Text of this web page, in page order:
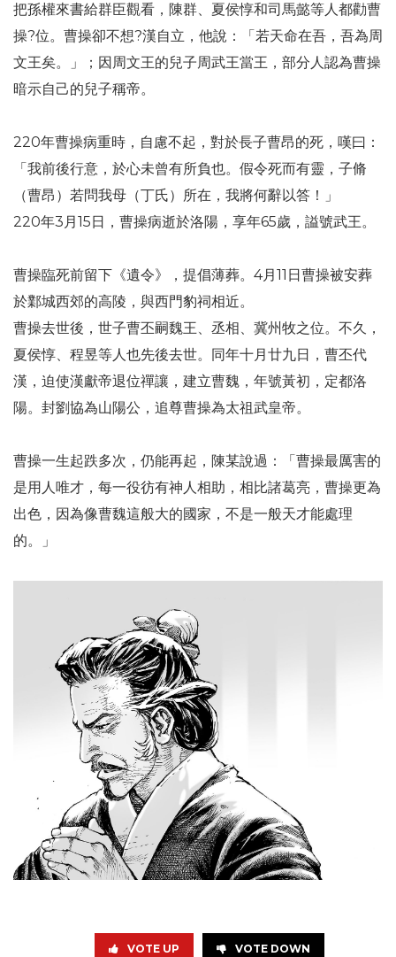
把孫權來書給群臣觀看，陳群、夏侯惇和司馬懿等人都勸曹
操?位。曹操卻不想?漢自立，他說：「若天命在吾，吾為周
文王矣。」；因周文王的兒子周武王當王，部分人認為曹操
暗示自己的兒子稱帝。
220年曹操病重時，自慮不起，對於長子曹昂的死，嘆曰：
「我前後行意，於心未曾有所負也。假令死而有靈，子脩
（曹昂）若問我母（丁氏）所在，我將何辭以答！」
220年3月15日，曹操病逝於洛陽，享年65歲，謚號武王。
曹操臨死前留下《遺令》，提倡薄葬。4月11日曹操被安葬
於鄴城西郊的高陵，與西門豹祠相近。
曹操去世後，世子曹丕嗣魏王、丞相、冀州牧之位。不久，
夏侯惇、程昱等人也先後去世。同年十月廿九日，曹丕代
漢，迫使漢獻帝退位禪讓，建立曹魏，年號黃初，定都洛
陽。封劉協為山陽公，追尊曹操為太祖武皇帝。
曹操一生起跌多次，仍能再起，陳某說過：「曹操最厲害的
是用人唯才，每一役彷有神人相助，相比諸葛亮，曹操更為
出色，因為像曹魏這般大的國家，不是一般天才能處理
的。」
VOTE UP VOTE DOWN